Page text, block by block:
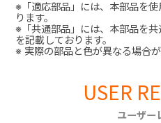
※「適応部品」には、本部品を
ります。
※「共通部品」には、本部品を
を記載しております。
※ 実際の部品と色が異なる場合が
USER
ユーザー